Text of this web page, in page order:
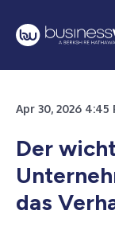
Apr 30, 2026
Der
das